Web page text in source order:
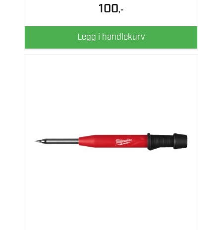
100,-
Legg i handlekurv